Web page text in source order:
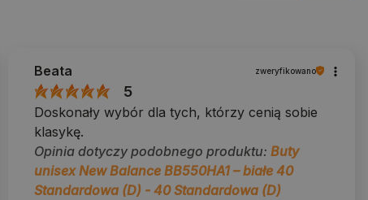
Beata zweryfikowano
5
Doskonały wybór dla tych, którzy cenią sobie
klasykę.
Opinia dotyczy podobnego produktu:Buty
unisex New Balance BB550HA1 – białe 40
Standardowa (D) - 40 Standardowa (D)